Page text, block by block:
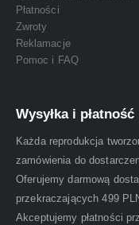
Płatności
Zwroty
Reklamacje
Pomoc i FAQ
Wysyłka i płatność
Każda reprodukcja
zamówienia do
Oferujemy darmową
przekraczających 499
Akceptujemy płatności